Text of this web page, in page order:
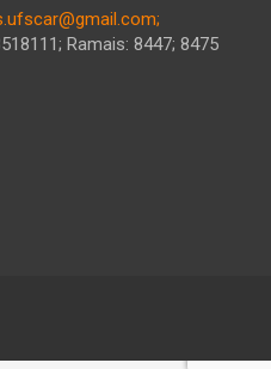
Ramais: 8447; 8475